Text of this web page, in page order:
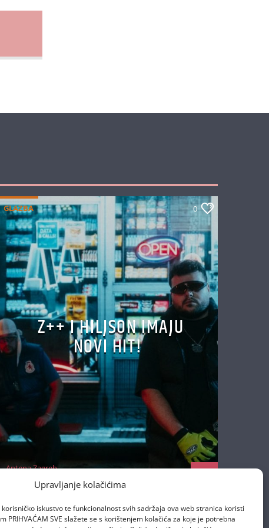
Upravljanje kolačićima
iskustvo te funkcionalnost svih sadržaja ova web stranica koristi
PRIHVAĆAM SVE slažete se s korištenjem kolačića za koje je potrebna
GLAZBA 0
Z++ I HILJSON IMAJU
NOVI HIT!
Antena Zagreb